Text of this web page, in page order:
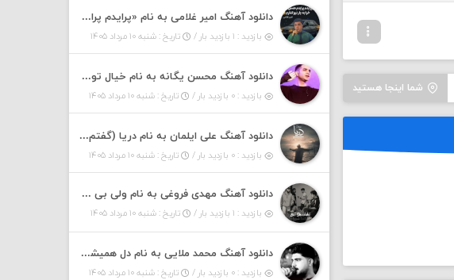
شما اینجا هستید
دانلود آهنگ امیر غلامی به نام «پرایدم پرایدم همش خرابه یار نیو کنارم دیگه پولی نداروم (ریمیکس اینستاگرام)»
بازدید : ۱ بازدید بار / تاریخ : شنبه ۱۰ مرداد ۱۴۰۵
دانلود آهنگ محسن یگانه به نام خیال تو (با خیال تو هنوزم مثل هر روز و همیشه ریمیکس)
بازدید : ۰ بازدید بار / تاریخ : شنبه ۱۰ مرداد ۱۴۰۵
دانلود آهنگ علی ایلمان به نام دریا (گفتم که دریا خرابه نمه بارونه لب شط و نبین)
بازدید : ۰ بازدید بار / تاریخ : شنبه ۱۰ مرداد ۱۴۰۵
دانلود آهنگ مهدی فروغی به نام ولی بی شوخی مراقب من باش
بازدید : ۱ بازدید بار / تاریخ : شنبه ۱۰ مرداد ۱۴۰۵
دانلود آهنگ محمد ملایی به نام دل همیشه تنگته ممد کله ونگته
بازدید : ۰ بازدید بار / تاریخ : شنبه ۱۰ مرداد ۱۴۰۵